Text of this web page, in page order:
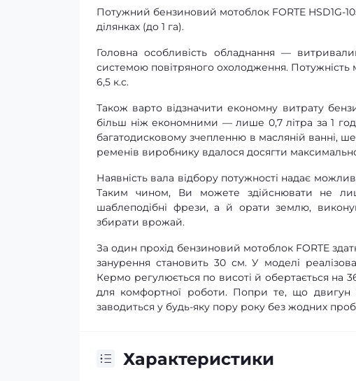
Потужний бензиновий мотоблок FORTE HSD1G-
ділянках (до 1 га).
Головна особливість обладнання —
системою повітряного охолодження.
6,5 к.с.
Також варто відзначити економну витрату
більш ніж економними — лише 0,7 літра за 1
багатодисковому зчепленню в масляній ванні,
ременів виробнику вдалося досягти
Наявність вала відбору потужності надає
Таким чином, Ви можете здійснювати не
шаблеподібні фрези, а й орати землю,
збирати врожай.
За один прохід бензиновий мотоблок FORTE
занурення становить 30 см. У моделі
Кермо регулюється по висоті й обертається на
для комфортної роботи. Попри те, що двигун
заводиться у будь-яку пору року без жодних
Характеристики